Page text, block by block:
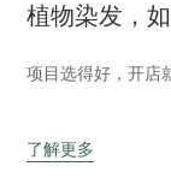
植物染发，
项目选得好，开店
了解更多